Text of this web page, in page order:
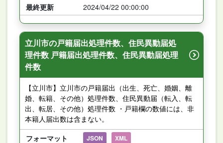
最終更新
2024/04/22 00:00:00
立川市の戸籍届出処理件数、住民異動届処
理件数 戸籍届出処理件数、住民異動届処理
件数
【立川市】立川市の戸籍届出（出生、死亡、婚姻、離
婚、転籍、その他）処理件数、住民異動届（転入、転
出、転居、その他）処理件数 ・戸籍欄の数値には、非
本籍人届出数は含まない。
フォーマット
JSON XML